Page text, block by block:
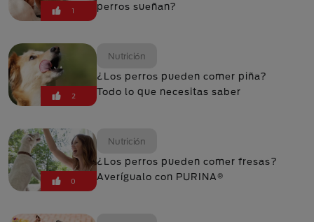
1
perros sueñan?
2
Nutrición
¿Los perros pueden comer piña?
Todo lo que necesitas saber
0
Nutrición
¿Los perros pueden comer fresas?
Averígualo con PURINA®